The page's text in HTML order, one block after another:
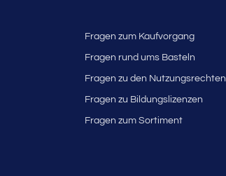
Fragen zum Kaufvorgang
Fragen rund ums Basteln
Fragen zu den Nutzungsrechten
Fragen zu Bildungslizenzen
Fragen zum Sortiment